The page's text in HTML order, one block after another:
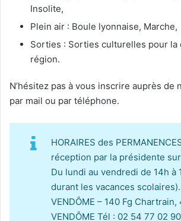
Insolite,
Plein air : Boule lyonnaise, Marche,
Sorties : Sorties culturelles pour la
région.
N’hésitez pas à vous inscrire auprès de
par mail ou par téléphone.
HORAIRES des
réception par la présidente
Du lundi au vendredi de 14h à
durant les vacances
VENDÔME – 140 Fg Chartrain,
VENDÔME Tél : 02 54 77 02